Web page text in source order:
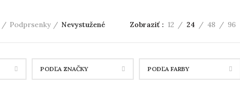
Podprsenky Nevystužené Zobraziť 12 24 48 96
PODĽA ZNAČKY PODĽA FARBY